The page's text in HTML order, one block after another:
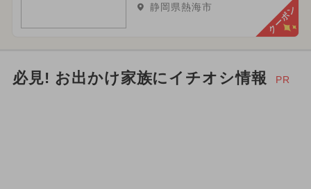
静岡県熱海市 クーポン
必見! お出かけ家族にイチオシ情報 PR